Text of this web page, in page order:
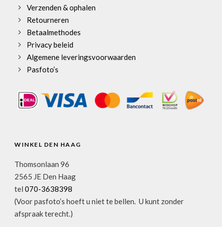
Verzenden & ophalen
Retourneren
Betaalmethodes
Privacy beleid
Algemene leveringsvoorwaarden
Pasfoto’s
WINKEL DEN HAAG
Thomsonlaan 96
2565 JE Den Haag
tel 070-3638398
(Voor pasfoto’s hoeft u niet te bellen. U kunt zonder
afspraak terecht.)